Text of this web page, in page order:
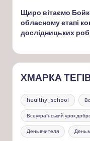
Щиро вітаємо
обласному етапі
дослідницьких
ХМАРКА
healthy_school
Всеукраїнський урок
День вчителя День